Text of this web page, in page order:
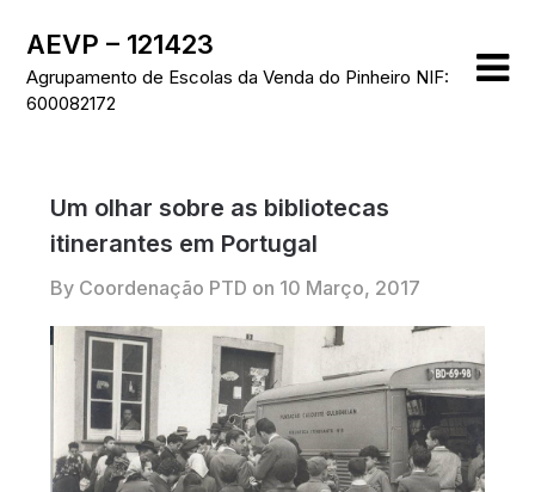
content
AEVP – 121423
Agrupamento de Escolas da Venda do Pinheiro NIF:
600082172
Um olhar sobre as bibliotecas
itinerantes em Portugal
By Coordenação PTD on 10 Março, 2017